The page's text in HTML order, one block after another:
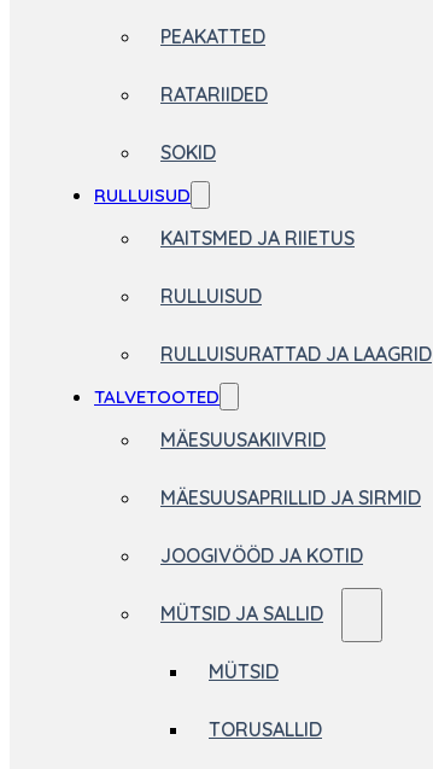
PEAKATTED
RATARIIDED
SOKID
RULLUISUD
KAITSMED JA RIIETUS
RULLUISUD
RULLUISURATTAD JA LAAGRID
TALVETOOTED
MÄESUUSAKIIVRID
MÄESUUSAPRILLID JA SIRMID
JOOGIVÖÖD JA KOTID
MÜTSID JA SALLID
MÜTSID
TORUSALLID